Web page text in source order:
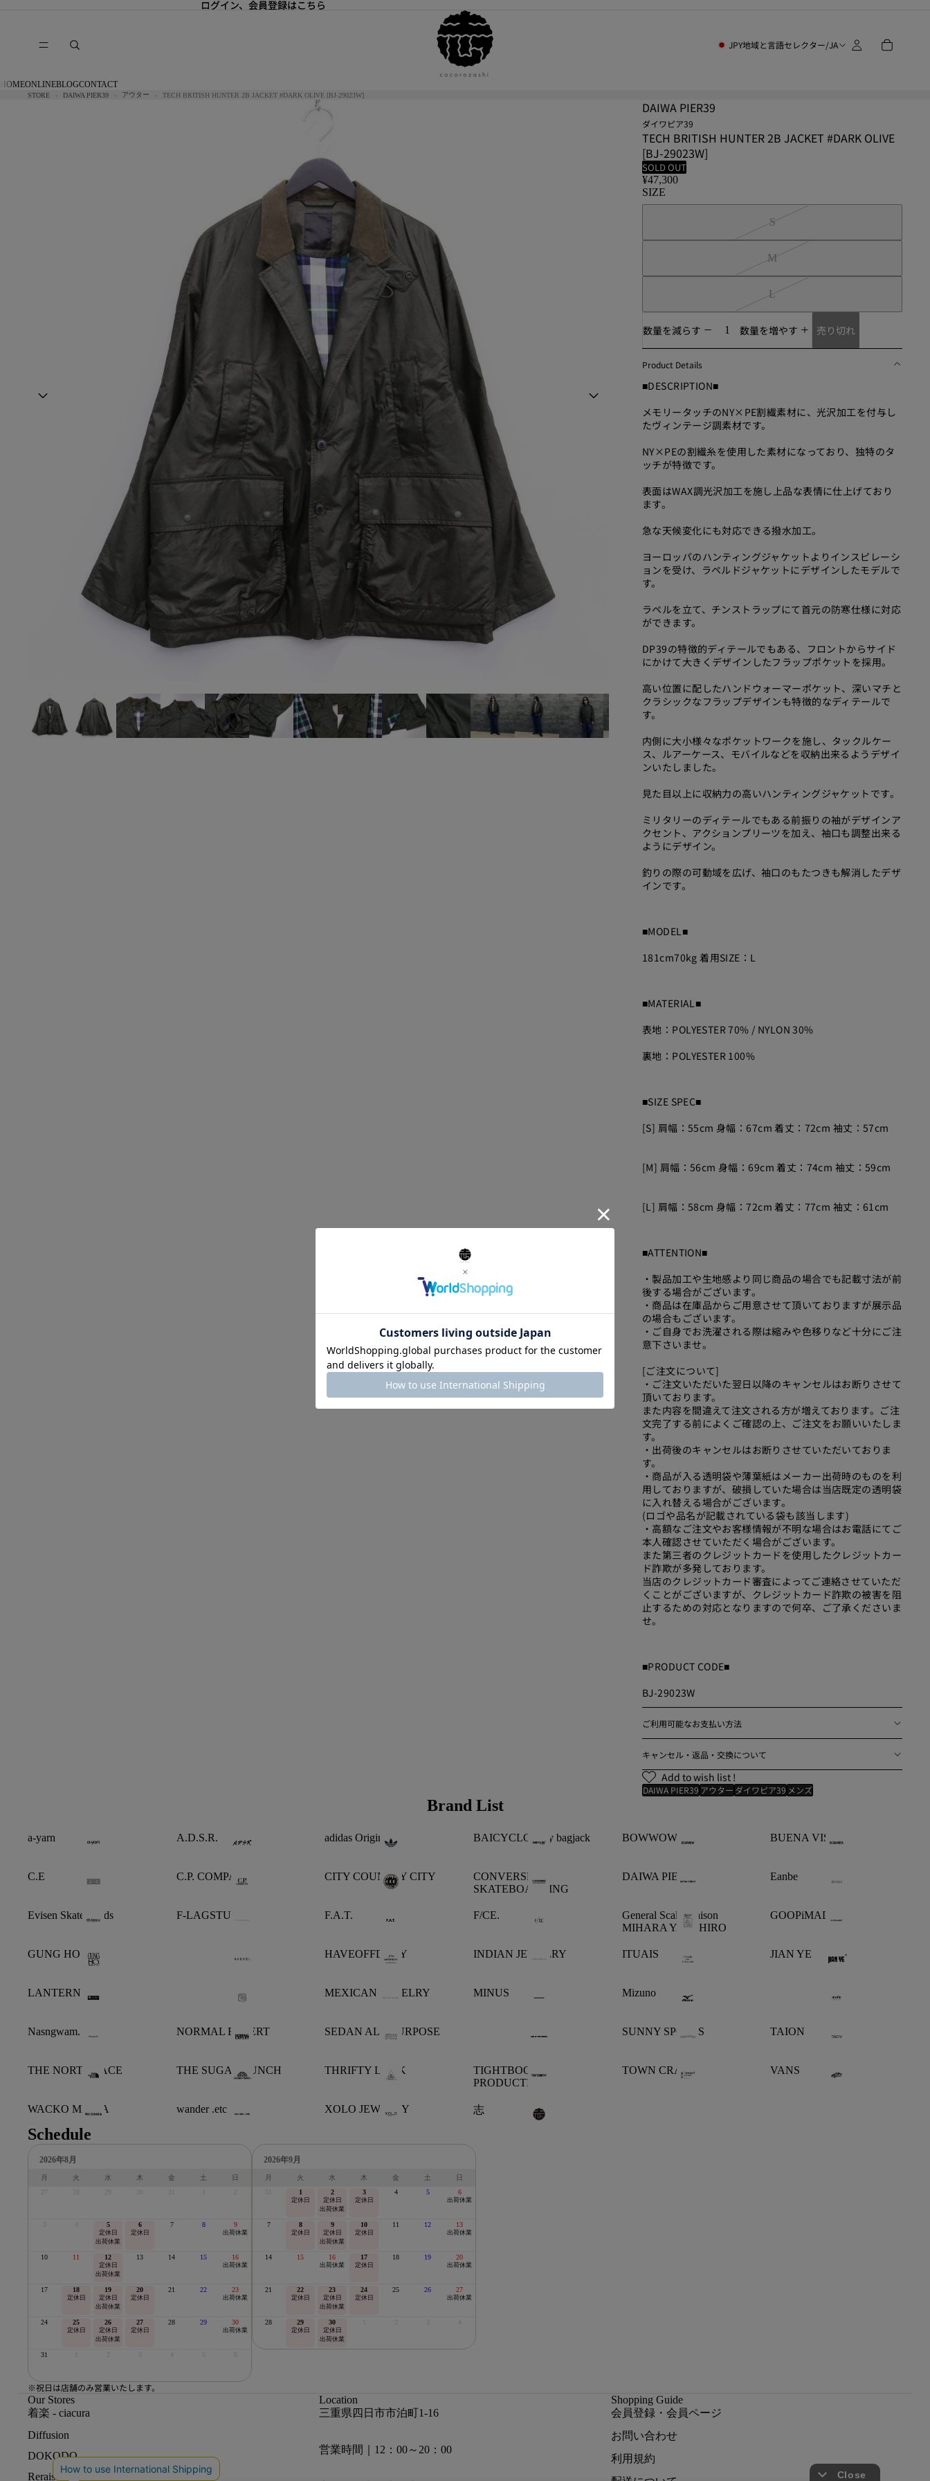
ログイン、会員登録はこちら
ログイン、会員登録はこちら
JPY地域と言語セレクター/JA
HOMEONLINEBLOGCONTACT
STORE DAIWA PIER39 アウター TECH BRITISH HUNTER 2B JACKET #DARK OLIVE [BJ-29023W]
DAIWA PIER39
ダイワピア39
TECH BRITISH HUNTER 2B JACKET #DARK OLIVE
[BJ-29023W]
SOLD OUT
¥47,300
SIZE
S
M
L
数量を減らす 数量を増やす 売り切れ
Product Details
■DESCRIPTION■
メモリータッチのNY×PE割繊素材に、光沢加工を付与し
たヴィンテージ調素材です。
NY×PEの割繊糸を使用した素材になっており、独特のタ
ッチが特徴です。
表面はWAX調光沢加工を施し上品な表情に仕上げており
ます。
急な天候変化にも対応できる撥水加工。
ヨーロッパのハンティングジャケットよりインスピレーシ
ョンを受け、ラペルドジャケットにデザインしたモデルで
す。
ラペルを立て、チンストラップにて首元の防寒仕様に対応
ができます。
DP39の特徴的ディテールでもある、フロントからサイド
にかけて大きくデザインしたフラップポケットを採用。
高い位置に配したハンドウォーマーポケット、深いマチと
クラシックなフラップデザインも特徴的なディテールで
す。
内側に大小様々なポケットワークを施し、タックルケー
ス、ルアーケース、モバイルなどを収納出来るようデザイ
ンいたしました。
見た目以上に収納力の高いハンティングジャケットです。
ミリタリーのディテールでもある前振りの袖がデザインア
クセント、アクションプリーツを加え、袖口も調整出来る
ようにデザイン。
釣りの際の可動域を広げ、袖口のもたつきも解消したデザ
インです。
■MODEL■
181cm70kg 着用SIZE：L
■MATERIAL■
表地：POLYESTER 70% / NYLON 30%
裏地：POLYESTER 100%
■SIZE SPEC■
[S] 肩幅：55cm 身幅：67cm 着丈：72cm 袖丈：57cm
[M] 肩幅：56cm 身幅：69cm 着丈：74cm 袖丈：59cm
[L] 肩幅：58cm 身幅：72cm 着丈：77cm 袖丈：61cm
■ATTENTION■
・製品加工や生地感より同じ商品の場合でも記載寸法が前
後する場合がございます。
・商品は在庫品からご用意させて頂いておりますが展示品
の場合もございます。
・ご自身でお洗濯される際は縮みや色移りなど十分にご注
意下さいませ。
[ご注文について]
・ご注文いただいた翌日以降のキャンセルはお断りさせて
頂いております。
また内容を間違えて注文される方が増えております。ご注
文完了する前によくご確認の上、ご注文をお願いいたしま
す。
・出荷後のキャンセルはお断りさせていただいておりま
す。
・商品が入る透明袋や薄葉紙はメーカー出荷時のものを利
用しておりますが、破損していた場合は当店既定の透明袋
に入れ替える場合がございます。
(ロゴや品名が記載されている袋も該当します)
・高額なご注文やお客様情報が不明な場合はお電話にてご
本人確認させていただく場合がございます。
また第三者のクレジットカードを使用したクレジットカー
ド詐欺が多発しております。
当店のクレジットカード審査によってご連絡させていただ
くことがございますが、クレジットカード詐欺の被害を阻
止するための対応となりますので何卒、ご了承くださいま
せ。
■PRODUCT CODE■
BJ-29023W
ご利用可能なお支払い方法
キャンセル・返品・交換について
Add to wish list !
DAIWA PIER39 アウター ダイワピア39 メンズ
Brand List
a-yarn A.D.S.R. adidas Originals BAICYCLON by bagjack BOWWOW BUENA VISTA
C.E C.P. COMPANY CITY COUNTRY CITY
CONVERSE
SKATEBOARDING
DAIWA PIER39 Eanbe
Evisen Skateboards F-LAGSTUF-F F.A.T. F/CE.
General Scale Maison
MIHARA YASUHIRO
GOOPiMADE
GUNG HO HAVEOFFDUTY INDIAN JEWELRY ITUAIS JIAN YE
LANTERN MEXICAN JEWELRY MINUS Mizuno
Nasngwam. NORMAL EXPERT SEDAN ALL-PURPOSE SUNNY SPORTS TAION
THE NORTH FACE THE SUGAR PUNCH THRIFTY LOOK
TIGHTBOOTH
PRODUCTION
TOWN CRAFT VANS
WACKO MARIA wander .etc XOLO JEWELRY 志
Schedule
2026年8月
月 火 水 木 金 土
日
31 1
4 5
定休日
出荷休業
6
定休日
7 8 9
出荷休業
10 11 12
定休日
出荷休業
13 14 15 16
出荷休業
17 18
定休日
19
定休日
出荷休業
20
定休日
21 22 23
出荷休業
24 25
定休日
26
定休日
出荷休業
27
定休日
28 29 30
出荷休業
31 1 4
2026年9月
月 火 水 木 金 土
日
31
1
定休日
2
定休日
出荷休業
3
定休日
4 5 6
出荷休業
7 8
定休日
9
定休日
出荷休業
10
定休日
11 12 13
出荷休業
14 15 16
出荷休業
17
定休日
18 19 20
出荷休業
21 22
定休日
23
定休日
出荷休業
24
定休日
25 26 27
出荷休業
28 29
定休日
30
定休日
出荷休業
1 4
※祝日は店舗のみ営業いたします。
Our Stores
着楽 - ciacura
Diffusion
DOKODO
Reraise
Location
三重県四日市市泊町1-16
営業時間｜12：00～20：00
Shopping Guide
会員登録・会員ページ
お問い合わせ
利用規約